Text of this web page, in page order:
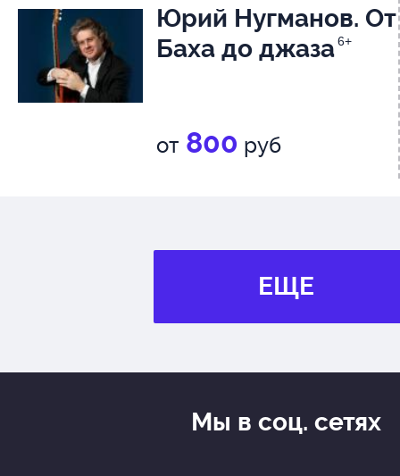
Юрий Нугманов. От
Баха до джаза6+
от 800 руб
ЕЩЕ
Мы в соц. сетях